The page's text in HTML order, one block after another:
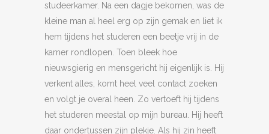
studeerkamer. Na een dagje bekomen, was de
kleine man al heel erg op zijn gemak en liet ik
hem tijdens het studeren een beetje vrij in de
kamer rondlopen. Toen bleek hoe
nieuwsgierig en mensgericht hij eigenlijk is. Hij
verkent alles, komt heel veel contact zoeken
en volgt je overal heen. Zo vertoeft hij tijdens
het studeren meestal op mijn bureau. Hij heeft
daar ondertussen zijn plekje. Als hij zin heeft